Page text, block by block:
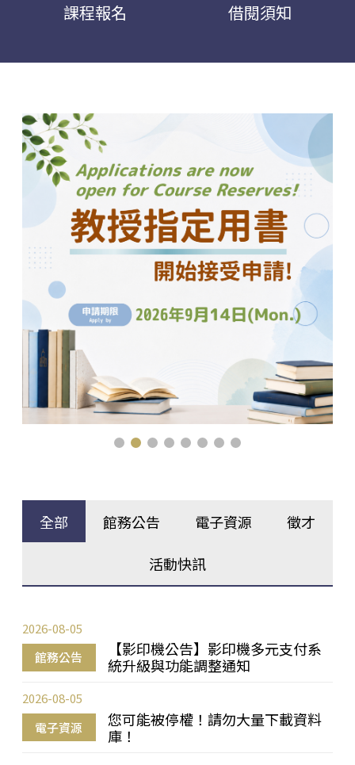
課程報名 借閱須知
全部 館務公告 電子資源 徵才
活動快訊
館務公告
【影印機公告】影印機多元支付系
統升級與功能調整通知
2026-08-05
電子資源
您可能被停權！請勿大量下載資料
庫！
2026-08-05